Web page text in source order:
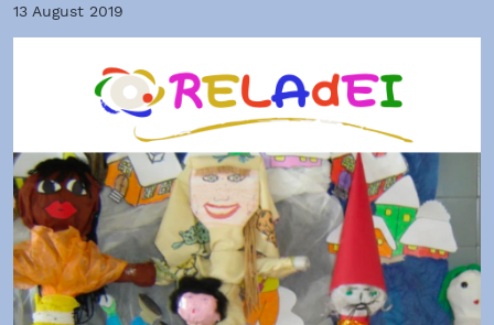
13 August 2019